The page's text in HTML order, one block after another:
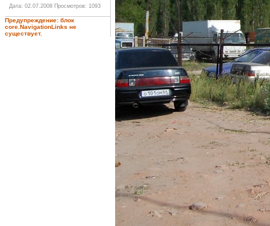
Дата: 02.07.2008 Просмотров: 1093
Предупреждение: блок
core.NavigationLinks не
существует.